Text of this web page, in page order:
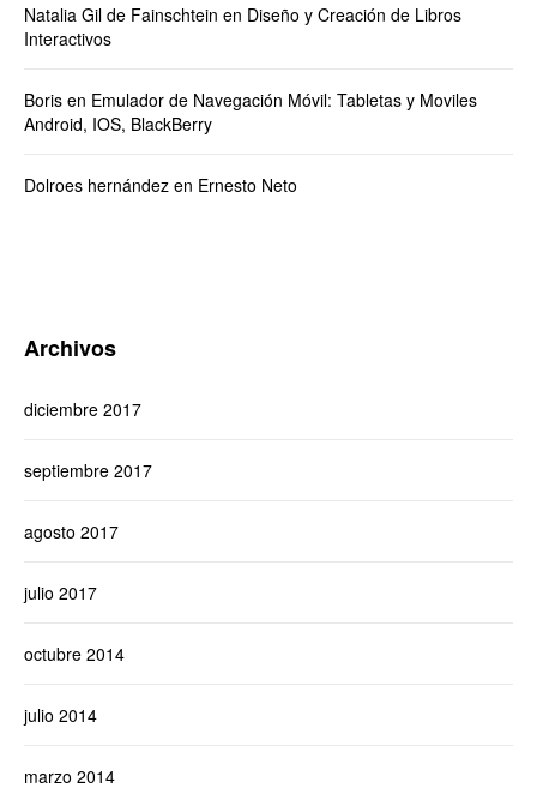
Natalia Gil de Fainschtein en Diseño y Creación de Libros
Interactivos
Boris en Emulador de Navegación Móvil: Tabletas y Moviles
Android, IOS, BlackBerry
Dolroes hernández en Ernesto Neto
Archivos
diciembre 2017
septiembre 2017
agosto 2017
julio 2017
octubre 2014
julio 2014
marzo 2014